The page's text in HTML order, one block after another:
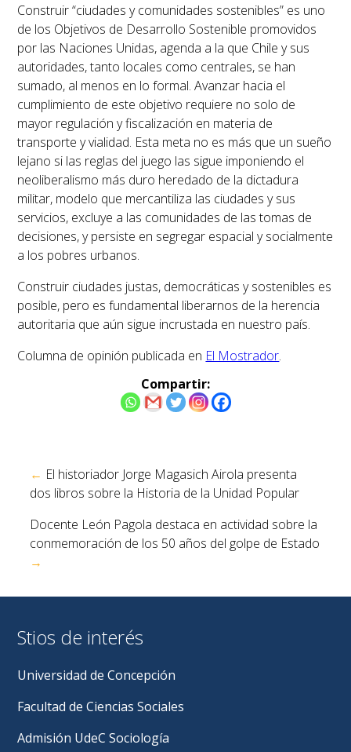
Construir “ciudades y comunidades sostenibles” es uno
de los Objetivos de Desarrollo Sostenible promovidos
por las Naciones Unidas, agenda a la que Chile y sus
autoridades, tanto locales como centrales, se han
sumado, al menos en lo formal. Avanzar hacia el
cumplimiento de este objetivo requiere no solo de
mayor regulación y fiscalización en materia de
transporte y vialidad. Esta meta no es más que un sueño
lejano si las reglas del juego las sigue imponiendo el
neoliberalismo más duro heredado de la dictadura
militar, modelo que mercantiliza las ciudades y sus
servicios, excluye a las comunidades de las tomas de
decisiones, y persiste en segregar espacial y socialmente
a los pobres urbanos.
Construir ciudades justas, democráticas y sostenibles es
posible, pero es fundamental liberarnos de la herencia
autoritaria que aún sigue incrustada en nuestro país.
Columna de opinión publicada en El Mostrador.
Compartir:
entradas
← El historiador Jorge Magasich Airola presenta
dos libros sobre la Historia de la Unidad Popular
Docente León Pagola destaca en actividad sobre la
conmemoración de los 50 años del golpe de Estado
→
Stios de interés
Universidad de Concepción
Facultad de Ciencias Sociales
Admisión UdeC Sociología